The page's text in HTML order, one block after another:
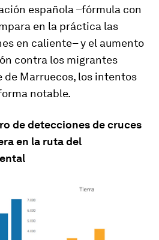
española –fórmula con
en la práctica las
en caliente– y el aumento
contra los migrantes
de Marruecos, los intentos
notable.
de detecciones de cruces
en la ruta del